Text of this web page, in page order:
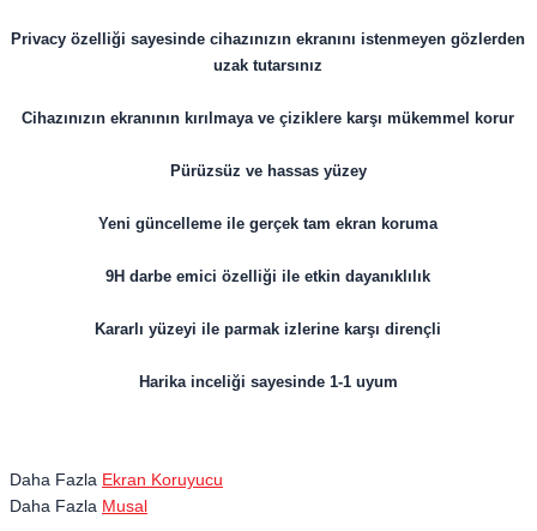
Privacy özelliği sayesinde cihazınızın ekranını istenmeyen gözlerden
uzak tutarsınız
Cihazınızın ekranının kırılmaya ve çiziklere karşı mükemmel korur
Pürüzsüz ve hassas yüzey
Yeni güncelleme ile gerçek tam ekran koruma
9H darbe emici özelliği ile etkin dayanıklılık
Kararlı yüzeyi ile parmak izlerine karşı dirençli
Harika inceliği sayesinde 1-1 uyum
Daha Fazla Ekran Koruyucu
Daha Fazla Musal